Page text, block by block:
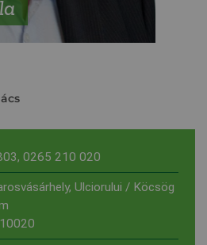
, 0265 210 020
Ulciorului / Köcsög